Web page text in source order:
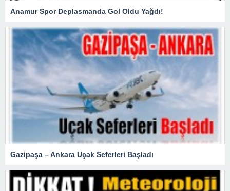
Anamur Spor Deplasmanda Gol Oldu Yağdı!
Gazipaşa – Ankara Uçak Seferleri Başladı